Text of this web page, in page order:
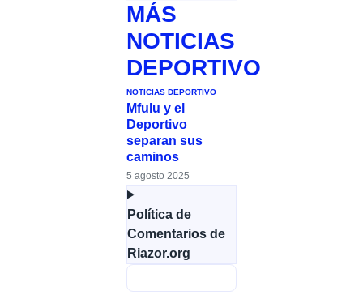
MÁS
NOTICIAS
DEPORTIVO
NOTICIAS DEPORTIVO
Mfulu y el
Deportivo
separan sus
caminos
5 agosto 2025
Política de
Comentarios de
Riazor.org